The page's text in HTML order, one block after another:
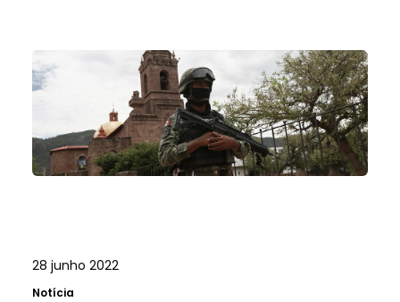
28 junho 2022
Notícia